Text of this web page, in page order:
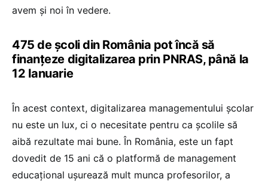
avem și noi în vedere.
475 de școli din România pot încă să
finanțeze digitalizarea prin PNRAS, până la
12 Ianuarie
În acest context, digitalizarea managementului școlar
nu este un lux, ci o necesitate pentru ca școlile să
aibă rezultate mai bune. În România, este un fapt
dovedit de 15 ani că o platformă de management
educațional ușurează mult munca profesorilor, a